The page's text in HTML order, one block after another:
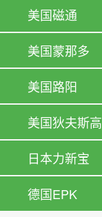
美国磁通
美国蒙那多
美国路阳
美国狄夫斯高
日本力新宝
德国EPK